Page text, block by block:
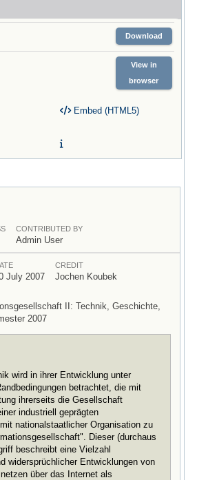
Download
View in
browser
Embed (HTML5)
CONTRIBUTED BY
Admin User
July 2007
CREDIT
Jochen Koubek
II: Technik, Geschichte,
2007
wird in ihrer Entwicklung unter
betrachtet, die mit
ihrerseits die Gesellschaft
industriell geprägten
nationalstaatlicher Organisation zu
Dieser (durchaus
beschreibt eine Vielzahl
widersprüchlicher Entwicklungen von
über das Internet als